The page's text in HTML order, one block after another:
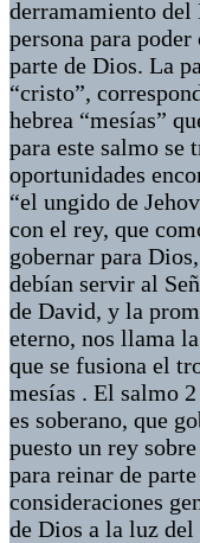
derramamiento
persona para
parte de Dios. La
“cristo”,
hebrea “mesías”
para este salmo se
oportunidades
“el ungido de
con el rey, que
gobernar para
debían servir al
de David, y la
eterno, nos llama
que se fusiona el
mesías . El salmo
es soberano, que
puesto un rey
para reinar de
consideraciones
de Dios a la luz del